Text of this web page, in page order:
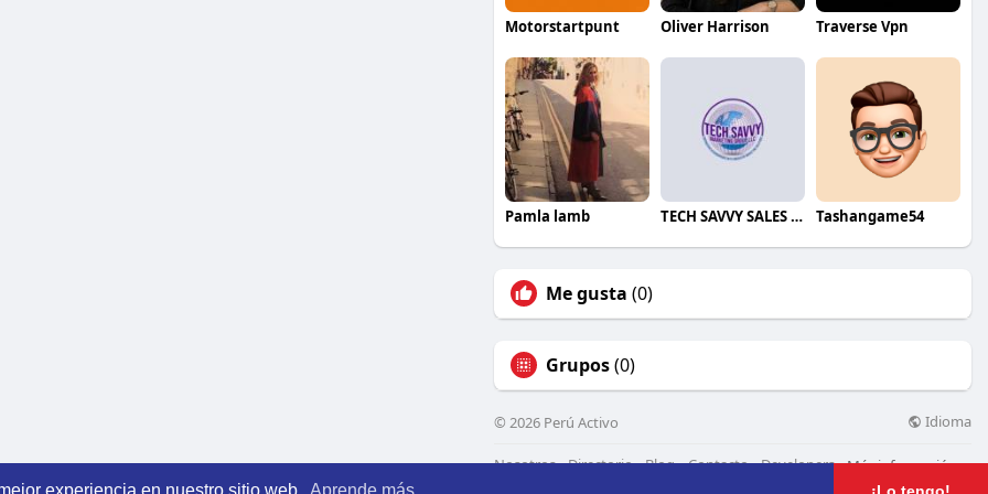
Motorstartpunt Oliver Harrison Traverse Vpn
Pamla lamb TECH SAVVY SALES MARKETING GROUP LLC Tashangame54
Me gusta (0)
Grupos(0)
© 2026 Perú Activo Idioma
Nosotros Directorio Blog Contacto Developers Más información